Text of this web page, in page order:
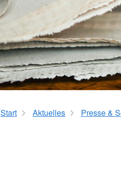
Start Aktuelles Presse &